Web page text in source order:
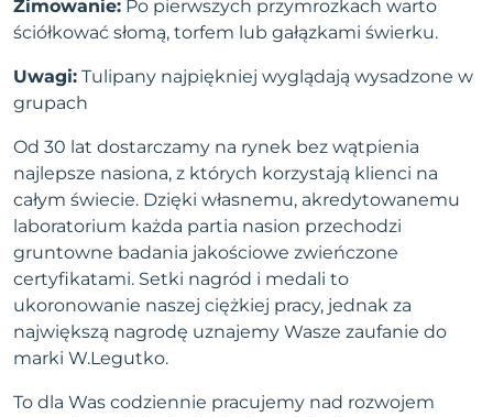
Zimowanie: Po pierwszych przymrozkach warto
ściółkować słomą, torfem lub gałązkami świerku.
Uwagi: Tulipany najpiękniej wyglądają wysadzone w
grupach
Od 30 lat dostarczamy na rynek bez wątpienia
najlepsze nasiona, z których korzystają klienci na
całym świecie. Dzięki własnemu, akredytowanemu
laboratorium każda partia nasion przechodzi
gruntowne badania jakościowe zwieńczone
certyfikatami. Setki nagród i medali to
ukoronowanie naszej ciężkiej pracy, jednak za
największą nagrodę uznajemy Wasze zaufanie do
marki W.Legutko.
To dla Was codziennie pracujemy nad rozwojem